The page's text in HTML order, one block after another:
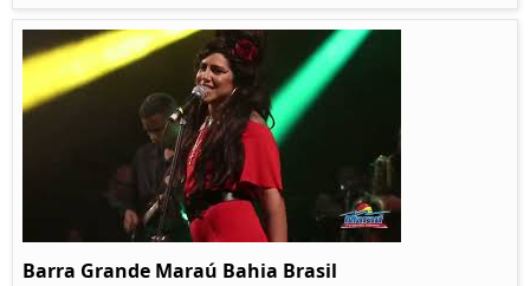
Barra Grande Maraú Bahia Brasil